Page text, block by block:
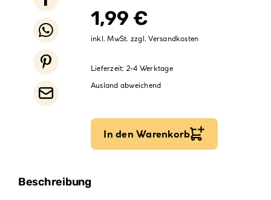
1,99 €
inkl. MwSt. zzgl.Versandkosten
Lieferzeit: 2-4 Werktage
Ausland abweichend
In den Warenkorb
Beschreibung